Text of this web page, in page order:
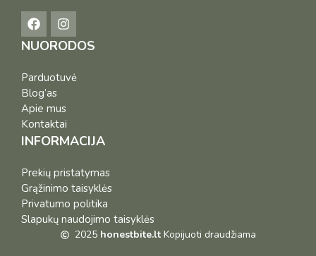
NUORODOS
Parduotuvė
Blog’as
Apie mus
Kontaktai
INFORMACIJA
Prekių pristatymas
Grąžinimo taisyklės
Privatumo politika
Slapukų naudojimo taisyklės
2025 honestbite.ltKopijuoti draudžiama